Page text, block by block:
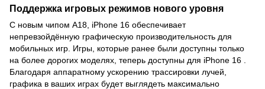
Поддержка игровых режимов нового уровня
С новым чипом A18, iPhone 16 обеспечивает
непревзойдённую графическую производительность для
мобильных игр. Игры, которые ранее были доступны только
на более дорогих моделях, теперь доступны для iPhone 16 .
Благодаря аппаратному ускорению трассировки лучей,
графика в ваших играх будет выглядеть максимально